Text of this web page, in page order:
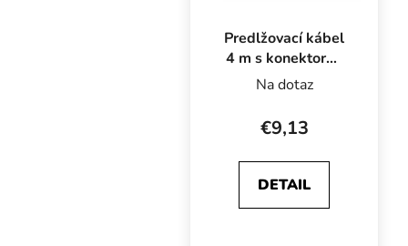
Predlžovací kábel
4 m s konektormi
IEC
Na dotaz
€9,13
DETAIL